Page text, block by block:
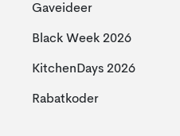
Gaveideer
Black Week 2026
KitchenDays 2026
Rabatkoder